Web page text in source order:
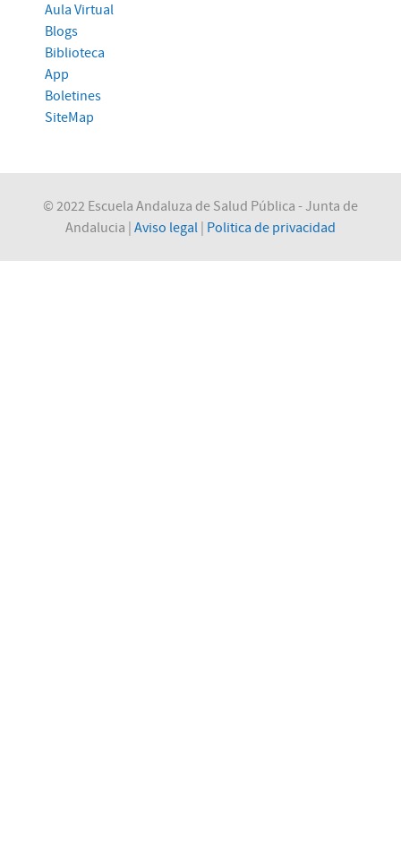
Aula Virtual
Blogs
Biblioteca
App
Boletines
SiteMap
© 2022 Escuela Andaluza de Salud Pública - Junta de
Andalucia | Aviso legal Politica de privacidad